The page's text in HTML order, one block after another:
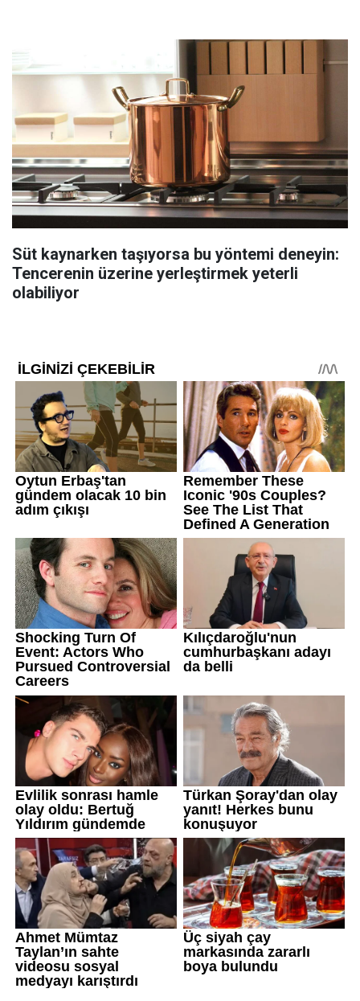
Süt kaynarken taşıyorsa bu yöntemi deneyin:
Tencerenin üzerine yerleştirmek yeterli
olabiliyor